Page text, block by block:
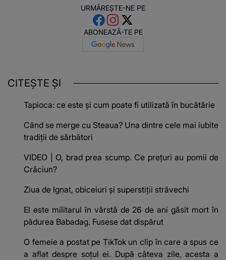
URMĂREȘTE-NE PE
ABONEAZĂ-TE PE
CITEȘTE ȘI
Tapioca: ce este și cum poate fi utilizată în bucătărie
Când se merge cu Steaua? Una dintre cele mai iubite
tradiții de sărbători
VIDEO | O, brad prea scump. Ce preţuri au pomii de
Crăciun?
Ziua de Ignat, obiceiuri și superstiții străvechi
El este militarul în vârstă de 26 de ani găsit mort în
pădurea Babadag. Fusese dat dispărut
O femeie a postat pe TikTok un clip în care a spus ce
a aflat despre soțul ei. După câteva zile, acesta a